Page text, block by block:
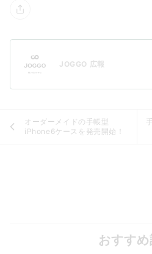
JOGGO 広報
オーダーメイドの手帳型
iPhone6ケースを発売開始！
おすす